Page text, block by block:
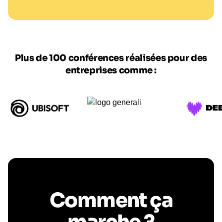
Plus de 100 conférences réalisées pour des
entreprises comme :
Comment ça